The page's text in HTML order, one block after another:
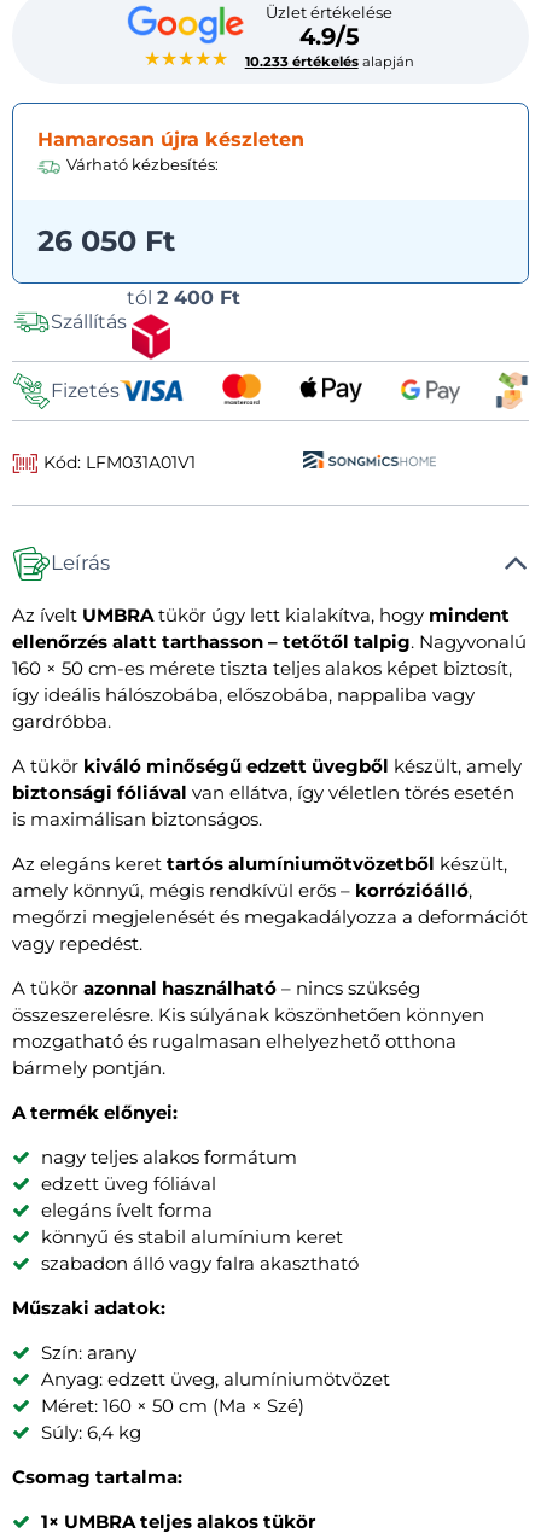
★★★★★
Üzlet értékelése
4.9/5
10.233 értékelésalapján
Hamarosan újra készleten
Várható kézbesítés:
26 050 Ft
Szállítás
tól 2 400 Ft
Fizetés
Kód: LFM031A01V1
Leírás
Az ívelt UMBRA tükör úgy lett kialakítva, hogy mindent
ellenőrzés alatt tarthasson – tetőtől talpig. Nagyvonalú
160 × 50 cm-es mérete tiszta teljes alakos képet biztosít,
így ideális hálószobába, előszobába, nappaliba vagy
gardróbba.
A tükör kiváló minőségű edzett üvegből készült, amely
biztonsági fóliával van ellátva, így véletlen törés esetén
is maximálisan biztonságos.
Az elegáns keret tartós alumíniumötvözetből készült,
amely könnyű, mégis rendkívül erős – korrózióálló,
megőrzi megjelenését és megakadályozza a deformációt
vagy repedést.
A tükör azonnal használható – nincs szükség
összeszerelésre. Kis súlyának köszönhetően könnyen
mozgatható és rugalmasan elhelyezhető otthona
bármely pontján.
A termék előnyei:
nagy teljes alakos formátum
edzett üveg fóliával
elegáns ívelt forma
könnyű és stabil alumínium keret
szabadon álló vagy falra akasztható
Műszaki adatok:
Szín: arany
Anyag: edzett üveg, alumíniumötvözet
Méret: 160 × 50 cm (Ma × Szé)
Súly: 6,4 kg
Csomag tartalma:
1× UMBRA teljes alakos tükör